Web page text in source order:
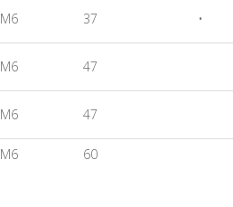
M6 37 •
M6 47
M6 47
M6 60